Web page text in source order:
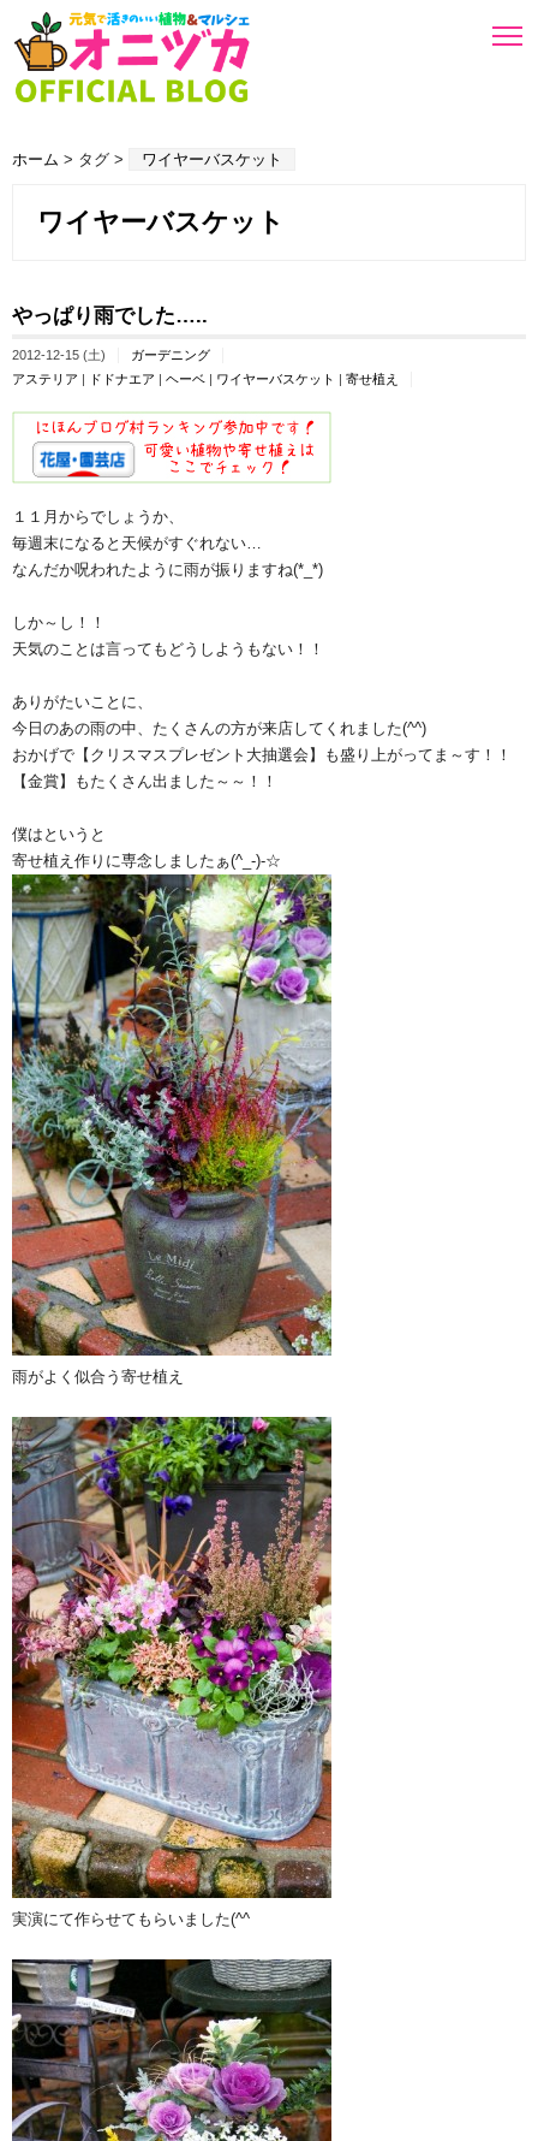
ホーム > タグ > ワイヤーバスケット
ワイヤーバスケット
やっぱり雨でした…..
2012-12-15 (土)
ガーデニング
アステリア | ドドナエア | ヘーベ | ワイヤーバスケット | 寄せ植え
１１月からでしょうか、
毎週末になると天候がすぐれない…
なんだか呪われたように雨が振りますね(*_*)
しか～し！！
天気のことは言ってもどうしようもない！！
ありがたいことに、
今日のあの雨の中、たくさんの方が来店してくれました(^^)
おかげで【クリスマスプレゼント大抽選会】も盛り上がってま～す！！
【金賞】もたくさん出ました～～！！
僕はというと
寄せ植え作りに専念しましたぁ(^_-)-☆
雨がよく似合う寄せ植え
実演にて作らせてもらいました(^^ゞ